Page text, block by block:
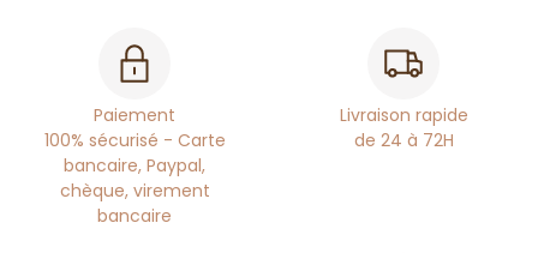
Paiement
100% sécurisé - Carte
bancaire, Paypal,
chèque, virement
bancaire
Livraison rapide
de 24 à 72H